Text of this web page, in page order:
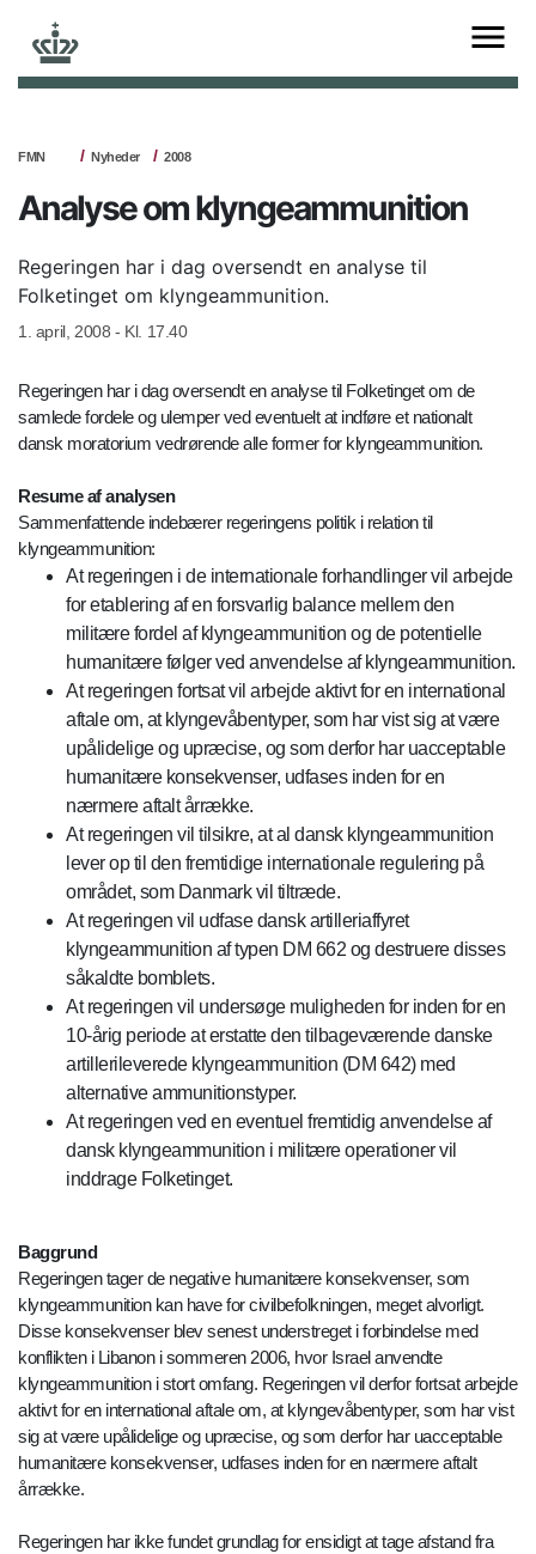
FMN Nyheder 2008
Analyse om klyngeammunition
Regeringen har i dag oversendt en analyse til
Folketinget om klyngeammunition.
1. april, 2008 - Kl. 17.40
Regeringen har i dag oversendt en analyse til Folketinget om de
samlede fordele og ulemper ved eventuelt at indføre et nationalt
dansk moratorium vedrørende alle former for klyngeammunition.
Resume af analysen
Sammenfattende indebærer regeringens politik i relation til
klyngeammunition:
At regeringen i de internationale forhandlinger vil arbejde
for etablering af en forsvarlig balance mellem den
militære fordel af klyngeammunition og de potentielle
humanitære følger ved anvendelse af klyngeammunition.
At regeringen fortsat vil arbejde aktivt for en international
aftale om, at klyngevåbentyper, som har vist sig at være
upålidelige og upræcise, og som derfor har uacceptable
humanitære konsekvenser, udfases inden for en
nærmere aftalt årrække.
At regeringen vil tilsikre, at al dansk klyngeammunition
lever op til den fremtidige internationale regulering på
området, som Danmark vil tiltræde.
At regeringen vil udfase dansk artilleriaffyret
klyngeammunition af typen DM 662 og destruere disses
såkaldte bomblets.
At regeringen vil undersøge muligheden for inden for en
10-årig periode at erstatte den tilbageværende danske
artillerileverede klyngeammunition (DM 642) med
alternative ammunitionstyper.
At regeringen ved en eventuel fremtidig anvendelse af
dansk klyngeammunition i militære operationer vil
inddrage Folketinget.
Baggrund
Regeringen tager de negative humanitære konsekvenser, som
klyngeammunition kan have for civilbefolkningen, meget alvorligt.
Disse konsekvenser blev senest understreget i forbindelse med
konflikten i Libanon i sommeren 2006, hvor Israel anvendte
klyngeammunition i stort omfang. Regeringen vil derfor fortsat arbejde
aktivt for en international aftale om, at klyngevåbentyper, som har vist
sig at være upålidelige og upræcise, og som derfor har uacceptable
humanitære konsekvenser, udfases inden for en nærmere aftalt
årrække.
Regeringen har ikke fundet grundlag for ensidigt at tage afstand fra